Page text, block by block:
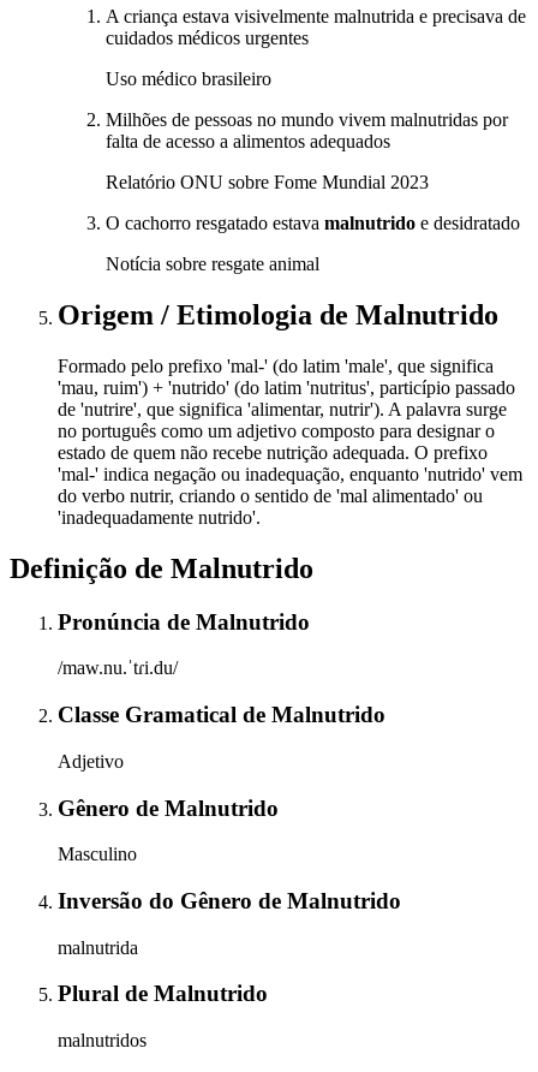
A criança estava visivelmente malnutrida e precisava de
cuidados médicos urgentes
Uso médico brasileiro
Milhões de pessoas no mundo vivem malnutridas por
falta de acesso a alimentos adequados
Relatório ONU sobre Fome Mundial 2023
O cachorro resgatado estava malnutrido e desidratado
Notícia sobre resgate animal
Origem / Etimologia de Malnutrido
Formado pelo prefixo 'mal-' (do latim 'male', que significa
'mau, ruim') + 'nutrido' (do latim 'nutritus', particípio passado
de 'nutrire', que significa 'alimentar, nutrir'). A palavra surge
no português como um adjetivo composto para designar o
estado de quem não recebe nutrição adequada. O prefixo
'mal-' indica negação ou inadequação, enquanto 'nutrido' vem
do verbo nutrir, criando o sentido de 'mal alimentado' ou
'inadequadamente nutrido'.
Definição de Malnutrido
Pronúncia de Malnutrido
/maw.nu.ˈtɾi.du/
Classe Gramatical de Malnutrido
Adjetivo
Gênero de Malnutrido
Masculino
Inversão do Gênero de Malnutrido
malnutrida
Plural de Malnutrido
malnutridos